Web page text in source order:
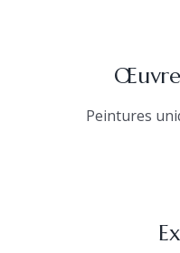
Peintures